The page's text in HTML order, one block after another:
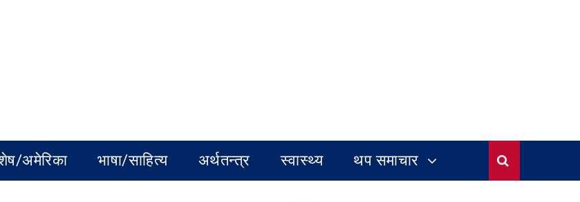
अमेरिका भाषा/साहित्य अर्थतन्त्र स्वास्थ्य थप समाचार